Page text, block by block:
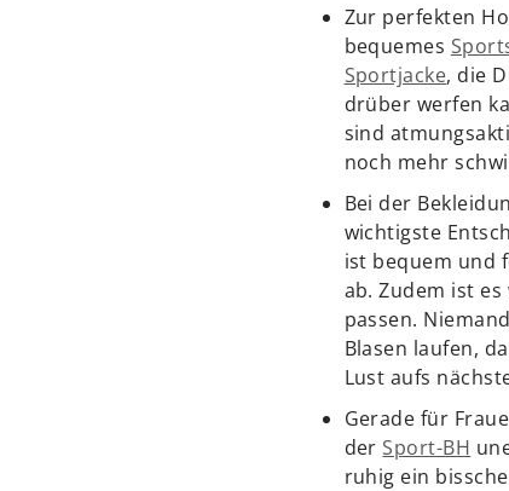
Zur perfekten
bequemes
Sportjacke, die
drüber werfen
sind
noch mehr
Bei der
wichtigste
ist bequem und
ab. Zudem ist
passen.
Blasen laufen,
Lust aufs
Gerade für
der Sport-BH
ruhig ein